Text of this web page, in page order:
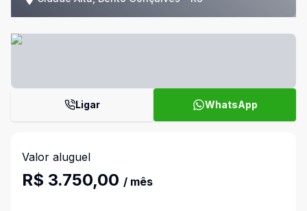
Ligar WhatsApp
Valor aluguel
R$ 3.750,00 / mês